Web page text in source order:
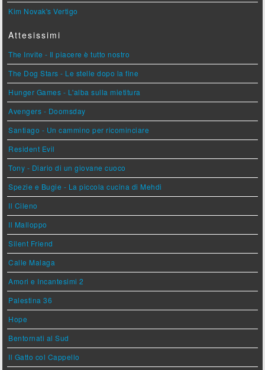
Kim Novak's Vertigo
Attesissimi
The Invite - Il piacere è tutto nostro
The Dog Stars - Le stelle dopo la fine
Hunger Games - L'alba sulla mietitura
Avengers - Doomsday
Santiago - Un cammino per ricominciare
Resident Evil
Tony - Diario di un giovane cuoco
Spezie e Bugie - La piccola cucina di Mehdi
Il Cileno
Il Malloppo
Silent Friend
Calle Malaga
Amori e Incantesimi 2
Palestina 36
Hope
Bentornati al Sud
Il Gatto col Cappello